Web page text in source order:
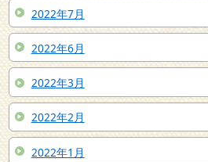
2022年7月
2022年6月
2022年3月
2022年2月
2022年1月